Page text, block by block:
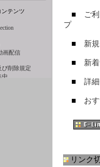
■
ご
プ
■ 新
■ 新
■ 詳
■ お
リンク